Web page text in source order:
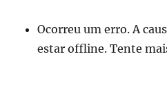
Ocorreu um erro. A
estar offline. Tente